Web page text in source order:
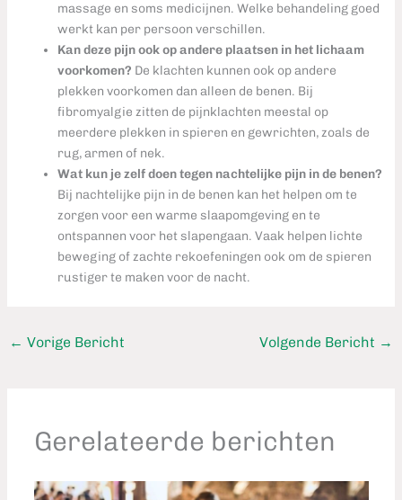
massage en soms medicijnen. Welke behandeling goed
werkt kan per persoon verschillen.
Kan deze pijn ook op andere plaatsen in het lichaam
voorkomen? De klachten kunnen ook op andere
plekken voorkomen dan alleen de benen. Bij
fibromyalgie zitten de pijnklachten meestal op
meerdere plekken in spieren en gewrichten, zoals de
rug, armen of nek.
Wat kun je zelf doen tegen nachtelijke pijn in de benen?
Bij nachtelijke pijn in de benen kan het helpen om te
zorgen voor een warme slaapomgeving en te
ontspannen voor het slapengaan. Vaak helpen lichte
beweging of zachte rekoefeningen ook om de spieren
rustiger te maken voor de nacht.
← Vorige Bericht Volgende Bericht →
Gerelateerde berichten